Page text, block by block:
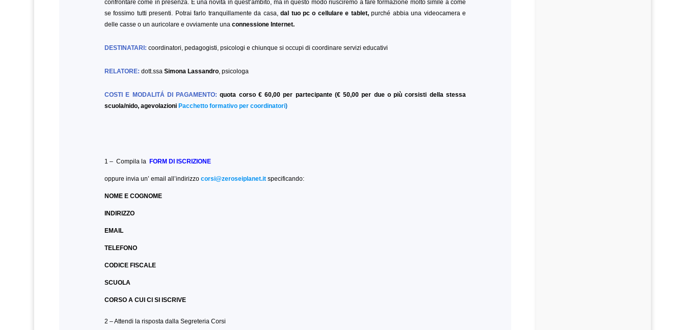
confrontare come in presenza. È una novità in quest’ambito, ma in questo modo riusciremo a fare formazione molto simile a come
se fossimo tutti presenti. Potrai farlo tranquillamente da casa,dal tuo pc o cellulare e tablet,purché abbia una videocamera e
delle casse o un auricolare e ovviamente unaconnessione Internet.
DESTINATARI: coordinatori, pedagogisti, psicologi e chiunque si occupi di coordinare servizi educativi
RELATORE: dott.ssaSimona Lassandro, psicologa
COSTI E MODALITÁ DI PAGAMENTO: quota corso € 60,00 per partecipante (€ 50,00 per due o più corsisti della stessa
scuola/nido, agevolazioni Pacchetto formativo per coordinatori)
1 – Compila la FORM DI ISCRIZIONE
oppure invia un’ email all’indirizzocorsi@zeroseiplanet.it specificando:
NOME E COGNOME
INDIRIZZO
EMAIL
TELEFONO
CODICE FISCALE
SCUOLA
CORSO A CUI CI SI ISCRIVE
2 – Attendi la risposta dalla Segreteria Corsi